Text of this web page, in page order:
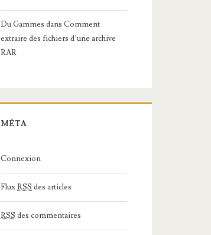
Du Gammes dansComment
extraire des fichiers d’une archive
RAR
MÉTA
Connexion
FluxRSS des articles
RSS des commentaires